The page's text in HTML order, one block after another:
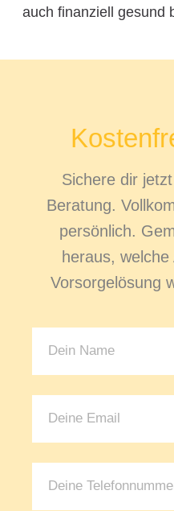
auch finanziell gesund
Sichere dir
Beratung.
persönlich.
heraus,
Vorsorgelösung